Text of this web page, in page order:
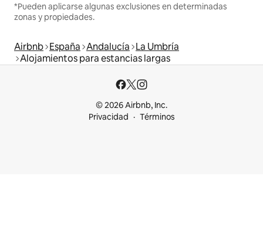
*Pueden aplicarse algunas exclusiones en determinadas
zonas y propiedades.
Airbnb España Andalucía La Umbría
Alojamientos para estancias largas
© 2026 Airbnb, Inc.
Privacidad
Términos